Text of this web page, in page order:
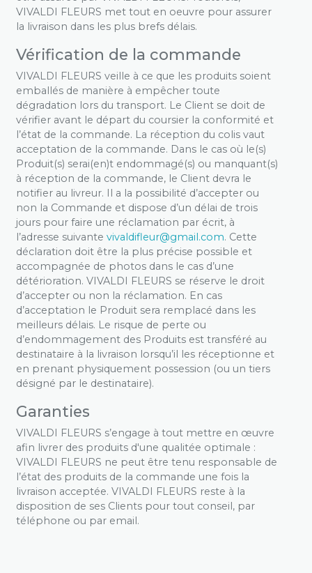
VIVALDI FLEURS met tout en oeuvre pour assurer
la livraison dans les plus brefs délais.
Vérification de la commande
VIVALDI FLEURS veille à ce que les produits soient
emballés de manière à empêcher toute
dégradation lors du transport. Le Client se doit de
vérifier avant le départ du coursier la conformité et
l’état de la commande. La réception du colis vaut
acceptation de la commande. Dans le cas où le(s)
Produit(s) serai(en)t endommagé(s) ou manquant(s)
à réception de la commande, le Client devra le
notifier au livreur. Il a la possibilité d’accepter ou
non la Commande et dispose d’un délai de trois
jours pour faire une réclamation par écrit, à
l’adresse suivantemoc.liamg@ruelfidlaviv. Cette
déclaration doit être la plus précise possible et
accompagnée de photos dans le cas d’une
détérioration. VIVALDI FLEURS se réserve le droit
d’accepter ou non la réclamation. En cas
d’acceptation le Produit sera remplacé dans les
meilleurs délais. Le risque de perte ou
d’endommagement des Produits est transféré au
destinataire à la livraison lorsqu’il les réceptionne et
en prenant physiquement possession (ou un tiers
désigné par le destinataire).
Garanties
VIVALDI FLEURS s’engage à tout mettre en œuvre
afin livrer des produits d'une qualitée optimale :
VIVALDI FLEURS ne peut être tenu responsable de
l’état des produits de la commande une fois la
livraison acceptée. VIVALDI FLEURS reste à la
disposition de ses Clients pour tout conseil, par
téléphone ou par email.